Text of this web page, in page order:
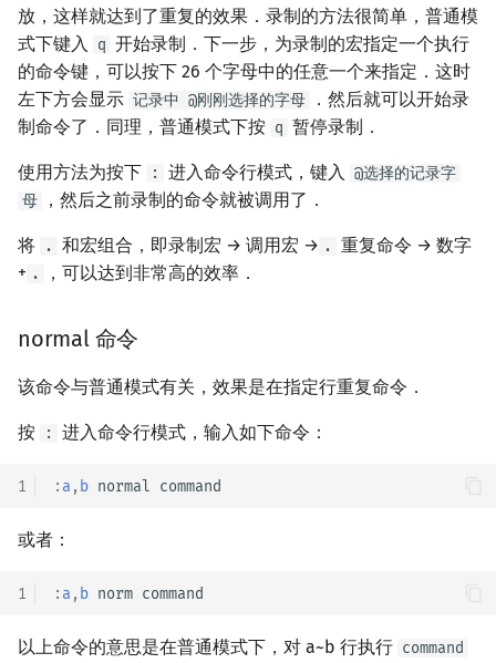
放，这样就达到了重复的效果．录制的方法很简单，普通模
式下键入
q 开始录制．下一步，为录制的宏指定一个执行
的命令键，可以按下 26 个字母中的任意一个来指定．这时
左下方会显示 记录中 @刚刚选择的字母
．然后就可以开始录
制命令了．同理，普通模式下按 q 暂停录制．
使用方法为按下 : 进入命令行模式，键入 @选择的记录字
母
，然后之前录制的命令就被调用了．
将 . 和宏组合，即录制宏 → 调用宏 → . 重复命令 → 数字
+ . ，可以达到非常高的效率．
normal 命令
该命令与普通模式有关，效果是在指定行重复命令．
按 : 进入命令行模式，输入如下命令：
1 : a , b
或者：
1 : a , b
以上命令的意思是在普通模式下，对 a~b 行执行 command